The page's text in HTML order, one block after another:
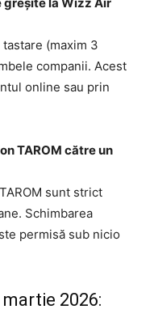
(maxim 3
companii. Acest
online sau prin
TAROM către un
sunt strict
Schimbarea
permisă sub nicio
2026: